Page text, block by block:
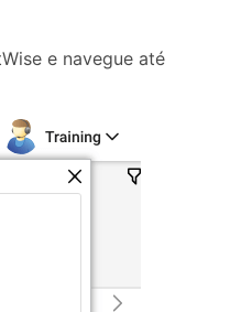
e navegue até